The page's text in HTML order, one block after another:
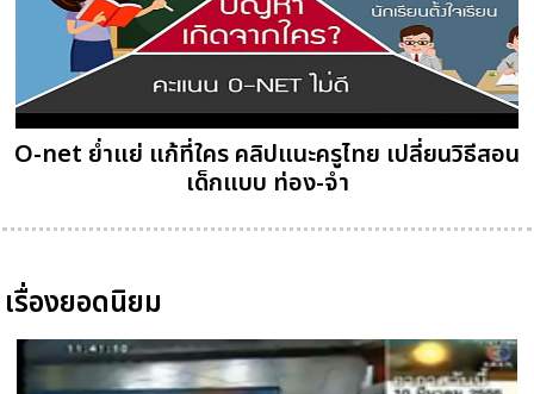
O-net ย่ำแย่ แก้ที่ใคร คลิปแนะครูไทย เปลี่ยนวิธีสอน
เด็กแบบ ท่อง-จำ
เรื่องยอดนิยม